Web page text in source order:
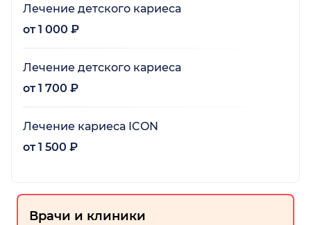
Лечение детского кариеса
от 1 000 ₽
Лечение детского кариеса
от 1 700 ₽
Лечение кариеса ICON
от 1 500 ₽
Врачи и клиники